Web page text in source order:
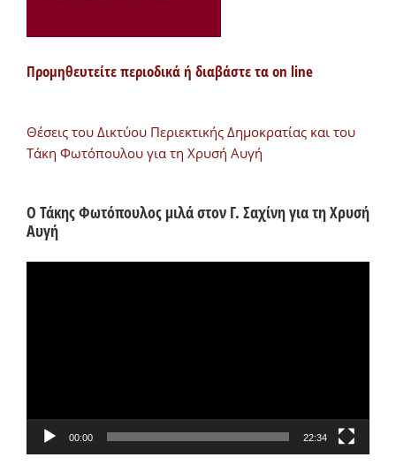
Προμηθευτείτε περιοδικά ή διαβάστε τα on line
Θέσεις του Δικτύου Περιεκτικής Δημοκρατίας και του
Τάκη Φωτόπουλου για τη Χρυσή Αυγή
Ο Τάκης Φωτόπουλος μιλά στον Γ. Σαχίνη για τη Χρυσή
Αυγή
00:00 22:34